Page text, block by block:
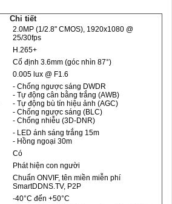
Chi tiết
2.0MP (1/2.8" CMOS), 1920x1080 @
25/30fps
H.265+
Cố định 3.6mm (góc nhìn 87°)
0.005 lux @ F1.6
- Chống ngược sáng DWDR
- Tự động cân bằng trắng (AWB)
- Tự động bù tín hiệu ảnh (AGC)
- Chống ngược sáng (BLC)
- Chống nhiễu (3D-DNR)
- LED ánh sáng trắng 15m
- Hồng ngoại 30m
Có
Phát hiện con người
Chuẩn ONVIF, tên miền miễn phí
SmartDDNS.TV, P2P
-40°C đến +50°C